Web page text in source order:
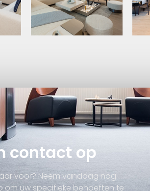
contact op
voor? Neem vandaag nog
uw specifieke behoeften te